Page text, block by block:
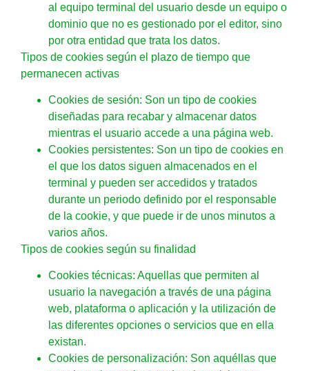
al equipo terminal del usuario desde un equipo o
dominio que no es gestionado por el editor, sino
por otra entidad que trata los datos.
Tipos de cookies según el plazo de tiempo que
permanecen activas
Cookies de sesión: Son un tipo de cookies
diseñadas para recabar y almacenar datos
mientras el usuario accede a una página web.
Cookies persistentes: Son un tipo de cookies en
el que los datos siguen almacenados en el
terminal y pueden ser accedidos y tratados
durante un periodo definido por el responsable
de la cookie, y que puede ir de unos minutos a
varios años.
Tipos de cookies según su finalidad
Cookies técnicas: Aquellas que permiten al
usuario la navegación a través de una página
web, plataforma o aplicación y la utilización de
las diferentes opciones o servicios que en ella
existan.
Cookies de personalización: Son aquéllas que